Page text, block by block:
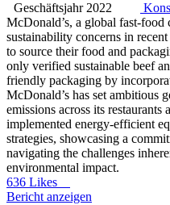
Geschäftsjahr 2022
McDonald’s, a global fast-food
sustainability concerns in
to source their food and
only verified sustainable beef
friendly packaging by
McDonald’s has set ambitious
emissions across its
implemented energy-efficient
strategies, showcasing a
navigating the challenges
environmental impact.
636 Likes
Bericht anzeigen